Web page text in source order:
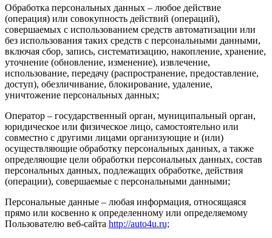
Обработка персональных данных – любое действие
(операция) или совокупность действий (операций),
совершаемых с использованием средств автоматизации или
без использования таких средств с персональными данными,
включая сбор, запись, систематизацию, накопление, хранение,
уточнение (обновление, изменение), извлечение,
использование, передачу (распространение, предоставление,
доступ), обезличивание, блокирование, удаление,
уничтожение персональных данных;
Оператор – государственный орган, муниципальный орган,
юридическое или физическое лицо, самостоятельно или
совместно с другими лицами организующие и (или)
осуществляющие обработку персональных данных, а также
определяющие цели обработки персональных данных, состав
персональных данных, подлежащих обработке, действия
(операции), совершаемые с персональными данными;
Персональные данные – любая информация, относящаяся
прямо или косвенно к определенному или определяемому
Пользователю веб-сайта http://auto4u.ru;